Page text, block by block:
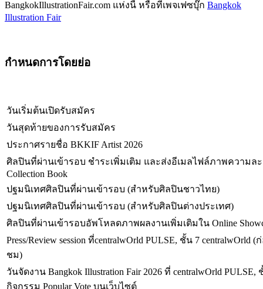
BangkokIllustrationFair.com แห่งนี้ หรือที่เพจเฟซบุ๊ก Bangkok
Illustration Fair
กำหนดการโดยย่อ
วันเริ่มต้นเปิดรับสมัคร
วันสุดท้ายของการรับสมัคร
ประกาศรายชื่อ BKKIF Artist 2026
ศิลปินที่ผ่านเข้ารอบ ชำระเพิ่มเติม และส่งอีเมลไฟล์ภาพความล
Collection Book
ปฐมนิเทศศิลปินที่ผ่านเข้ารอบ (สำหรับศิลปินชาวไทย)
ปฐมนิเทศศิลปินที่ผ่านเข้ารอบ (สำหรับศิลปินต่างประเทศ)
ศิลปินที่ผ่านเข้ารอบอัพโหลดภาพผลงานเพิ่มเติมใน Online
Press/Review session ที่centralwOrld PULSE, ชั้น 7
ชม)
วันจัดงาน Bangkok Illustration Fair 2026 ที่ centralwOrld
กิจกรรม Popular Vote บนเว็บไซต์